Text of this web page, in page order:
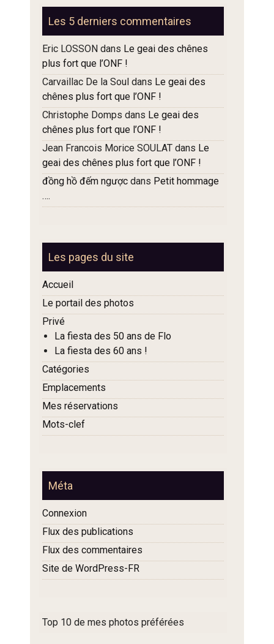
articles
Les 5 derniers commentaires
Eric LOSSON dans Le geai des chênes
plus fort que l’ONF !
Carvaillac De la Soul dans Le geai des
chênes plus fort que l’ONF !
Christophe Domps dans Le geai des
chênes plus fort que l’ONF !
Jean Francois Morice SOULAT dans Le
geai des chênes plus fort que l’ONF !
đồng hồ đếm ngược dans Petit hommage
….
Les pages du site
Accueil
Le portail des photos
Privé
La fiesta des 50 ans de Flo
La fiesta des 60 ans !
Catégories
Emplacements
Mes réservations
Mots-clef
Méta
Connexion
Flux des publications
Flux des commentaires
Site de WordPress-FR
Top 10 de mes photos préférées